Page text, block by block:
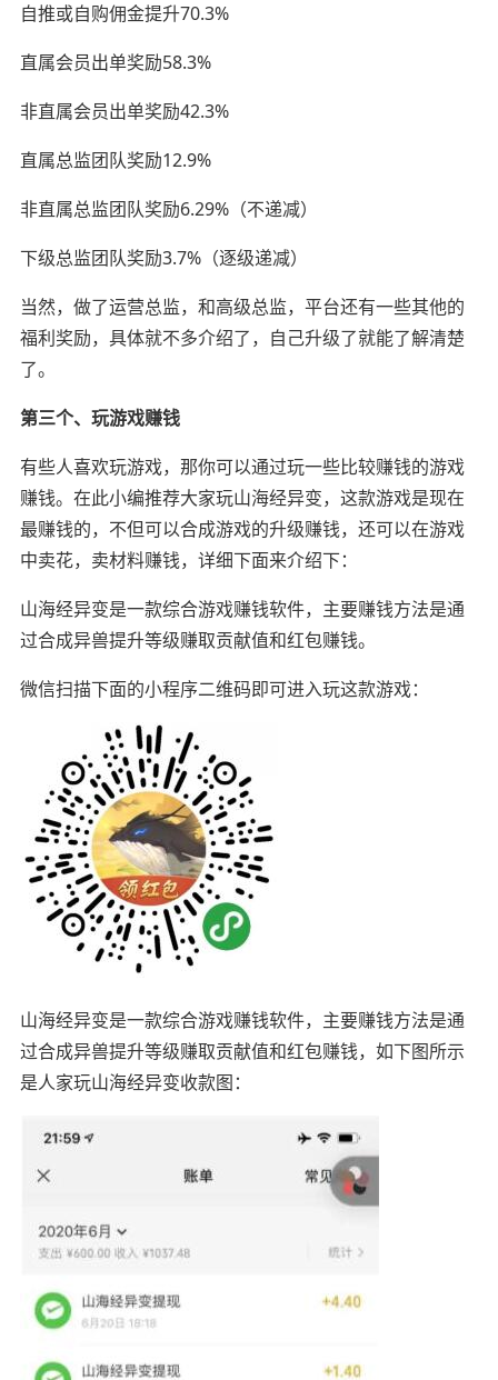
自推或自购佣金提升70.3%
直属会员出单奖励58.3%
非直属会员出单奖励42.3%
直属总监团队奖励12.9%
非直属总监团队奖励6.29%（不递减）
下级总监团队奖励3.7%（逐级递减）
当然，做了运营总监，和高级总监，平台还有一些其他的
福利奖励，具体就不多介绍了，自己升级了就能了解清楚
了。
第三个、玩游戏赚钱
有些人喜欢玩游戏，那你可以通过玩一些比较赚钱的游戏
赚钱。在此小编推荐大家玩山海经异变，这款游戏是现在
最赚钱的，不但可以合成游戏的升级赚钱，还可以在游戏
中卖花，卖材料赚钱，详细下面来介绍下：
山海经异变是一款综合游戏赚钱软件，主要赚钱方法是通
过合成异兽提升等级赚取贡献值和红包赚钱。
微信扫描下面的小程序二维码即可进入玩这款游戏：
山海经异变是一款综合游戏赚钱软件，主要赚钱方法是通
过合成异兽提升等级赚取贡献值和红包赚钱，如下图所示
是人家玩山海经异变收款图：